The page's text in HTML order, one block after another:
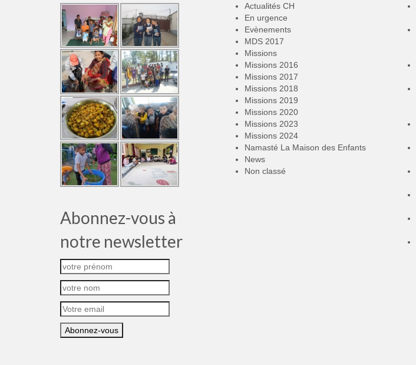
Abonnez-vous à
notre newsletter
Actualités CH
En urgence
Evènements
MDS 2017
Missions
Missions 2016
Missions 2017
Missions 2018
Missions 2019
Missions 2020
Missions 2023
Missions 2024
Namasté La Maison des Enfants
News
Non classé